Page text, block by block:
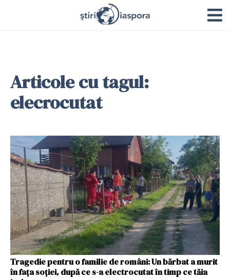
Articole cu tagul:
elecrocutat
Tragedie pentru o familie de români: Un bărbat a murit
în fața soției, după ce s-a electrocutat în timp ce tăia